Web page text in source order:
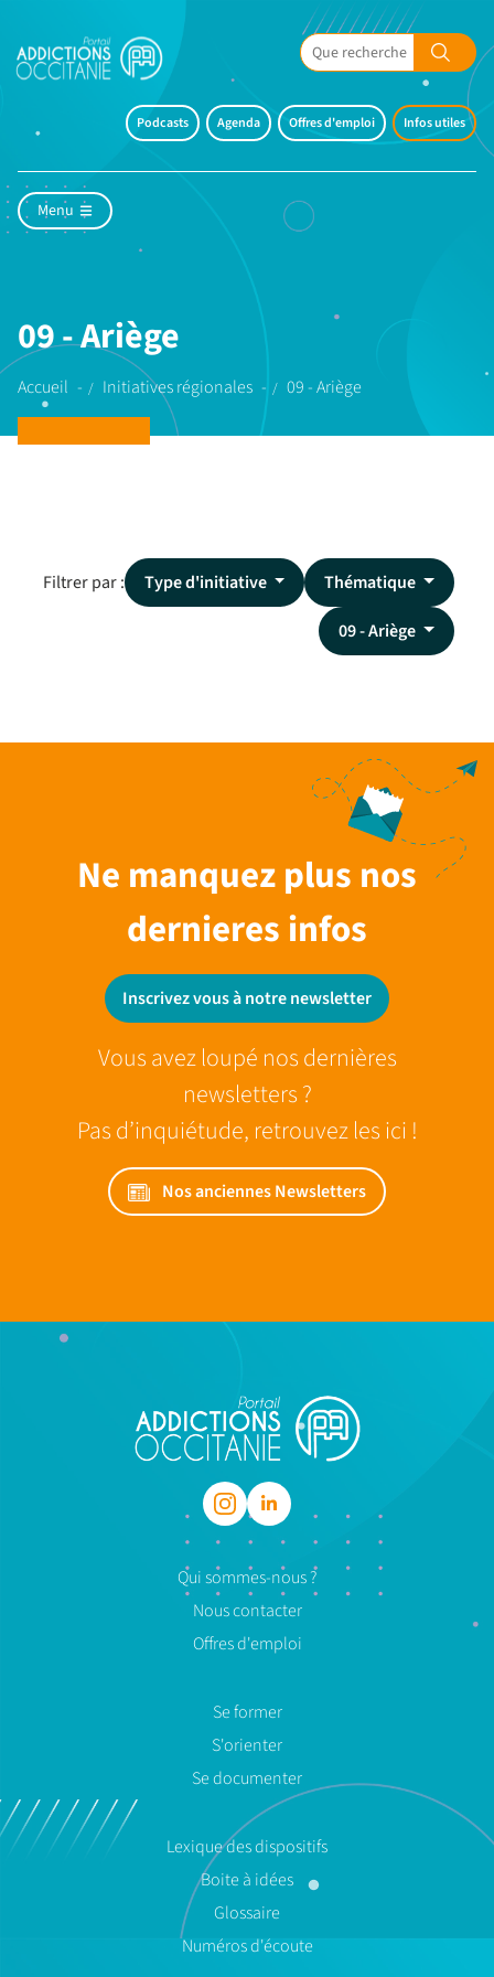
Podcasts Agenda Offres d'emploi Infos utiles
Menu
09 - Ariège
Accueil Initiatives régionales 09 - Ariège
Filtrer par : Type d'initiative
Thématique
09 - Ariège
Ne manquez plus nos
dernieres infos
Inscrivez vous à notre newsletter
Vous avez loupé nos dernières
newsletters ?
Pas d’inquiétude, retrouvez les ici !
Nos anciennes Newsletters
Qui sommes-nous ?
Nous contacter
Offres d'emploi
Se former
S'orienter
Se documenter
Lexique des dispositifs
Boite à idées
Glossaire
Numéros d'écoute